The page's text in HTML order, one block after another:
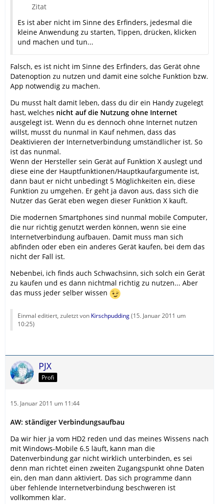
Zitat
Es ist aber nicht im Sinne des Erfinders, jedesmal die
kleine Anwendung zu starten, Tippen, drücken, klicken
und machen und tun...
Falsch, es ist nicht im Sinne des Erfinders, das Gerät ohne
Datenoption zu nutzen und damit eine solche Funktion bzw.
App notwendig zu machen.
Du musst halt damit leben, dass du dir ein Handy zugelegt
hast, welches nicht auf die Nutzung ohne Internet
ausgelegt ist. Wenn du es dennoch ohne Internet nutzen
willst, musst du nunmal in Kauf nehmen, dass das
Deaktivieren der Internetverbindung umständlicher ist. So
ist das nunmal.
Wenn der Hersteller sein Gerät auf Funktion X auslegt und
diese eine der Hauptfunktionen/Hauptkaufargumente ist,
dann baut er nicht unbedingt 5 Möglichkeiten ein, diese
Funktion zu umgehen. Er geht ja davon aus, dass sich die
Nutzer das Gerät eben wegen dieser Funktion X kauft.
Die modernen Smartphones sind nunmal mobile Computer,
die nur richtig genutzt werden können, wenn sie eine
Internetverbindung aufbauen. Damit muss man sich
abfinden oder eben ein anderes Gerät kaufen, bei dem das
nicht der Fall ist.
Nebenbei, ich finds auch Schwachsinn, sich solch ein Gerät
zu kaufen und es dann nichtmal richtig zu nutzen... Aber
das muss jeder selber wissen
Einmal editiert, zuletzt von Kirschpudding(15. Januar 2011 um
10:25)
PJX
Profi
15. Januar 2011 um 11:44
AW: ständiger Verbindungsaufbau
Da wir hier ja vom HD2 reden und das meines Wissens nach
mit Windows-Mobile 6.5 läuft, kann man die
Datenverbindung gar nicht wirklich unterbinden, es sei
denn man richtet einen zweiten Zugangspunkt ohne Daten
ein, den man dann aktiviert. Das sich programme dann
über fehlende Internetverbindung beschweren ist
vollkommen klar.